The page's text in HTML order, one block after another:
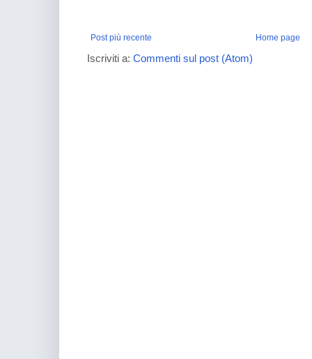
Post più recente Home page
Iscriviti a: Commenti sul post (Atom)